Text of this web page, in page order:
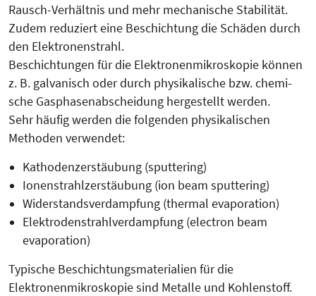
Rausch-Ver­hält­nis und mehr mechanische Sta­bilität.
Zudem reduziert eine Beschich­tung die Schäden durch
den Elek­tro­nen­strahl.
Beschichtungen für die Elektro­nen­mi­kroskopie können
z. B. galvanisch oder durch physikalische bzw. chemi­
sche Gasphasenabscheidung hergestellt werden.
Sehr häufig werden die folgenden physikalischen
Methoden verwendet:
Kathodenzerstäubung (sputtering)
Ionenstrahlzerstäubung (ion beam sputtering)
Widerstandsverdampfung (thermal evaporation)
Elektrodenstrahlverdampfung (elec­tron beam
evaporation)
Typische Beschichtungsmaterialien für die
Elektronenmikroskopie sind Metalle und Kohlenstoff.